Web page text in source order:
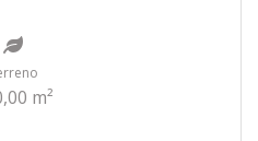
m²